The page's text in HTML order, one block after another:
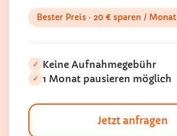
Bester Preis · 20 € sparen / Monat
✓ Keine Aufnahmegebühr
✓ 1 Monat pausieren möglich
Jetzt anfragen